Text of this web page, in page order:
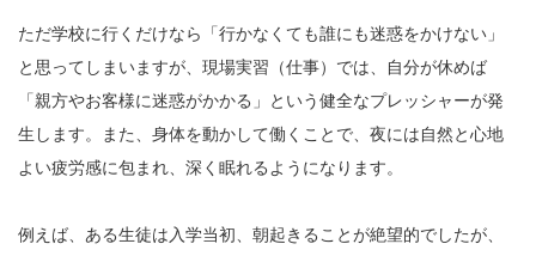
ただ学校に行くだけなら「行かなくても誰にも迷惑をかけない」
と思ってしまいますが、現場実習（仕事）では、自分が休めば
「親方やお客様に迷惑がかかる」という健全なプレッシャーが発
生します。また、身体を動かして働くことで、夜には自然と心地
よい疲労感に包まれ、深く眠れるようになります。
例えば、ある生徒は入学当初、朝起きることが絶望的でしたが、